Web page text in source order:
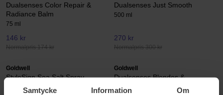
Samtycke Information Om
Dualsenses Color Repair &
Radiance Balm
75 ml
146 kr
Normalpris 174 kr
Dualsenses Just Smooth
500 ml
270 kr
Normalpris 300 kr
Goldwell
StyleSign Sea Salt Spray
200 ml
Goldwell
Dualsenses Blondes &
Highlights